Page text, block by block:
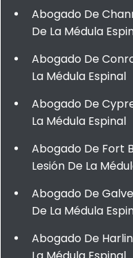
Abogado De
De La Médula
Abogado De
La Médula Espinal
Abogado De
La Médula Espinal
Abogado De Fort
Lesión De La
Abogado De
De La Médula
Abogado De